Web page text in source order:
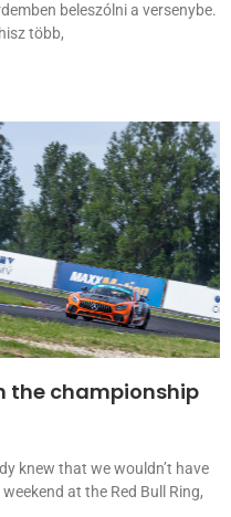
beleszólni a versenybe.
több,
the championship
knew that we wouldn’t have
at the Red Bull Ring,